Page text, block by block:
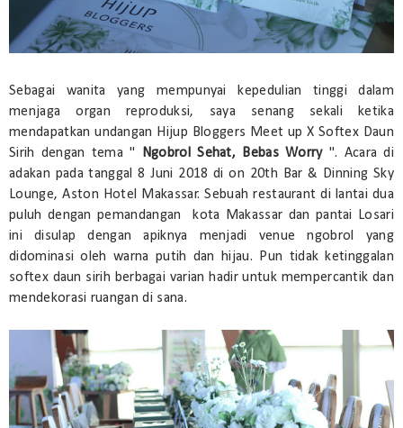
Sebagai wanita yang mempunyai kepedulian tinggi dalam
menjaga organ reproduksi, saya senang sekali ketika
mendapatkan undangan Hijup Bloggers Meet up X Softex Daun
Sirih dengan tema " Ngobrol Sehat, Bebas Worry ". Acara di
adakan pada tanggal 8 Juni 2018 di on 20th Bar & Dinning Sky
Lounge, Aston Hotel Makassar. Sebuah restaurant di lantai dua
puluh dengan pemandangan kota Makassar dan pantai Losari
ini disulap dengan apiknya menjadi venue ngobrol yang
didominasi oleh warna putih dan hijau. Pun tidak ketinggalan
softex daun sirih berbagai varian hadir untuk mempercantik dan
mendekorasi ruangan di sana.